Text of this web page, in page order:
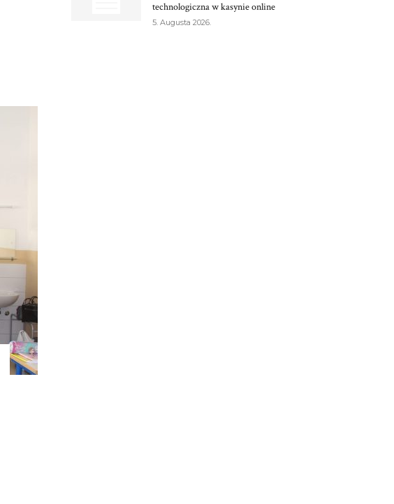
technologiczna w kasynie online
5. Augusta 2026.